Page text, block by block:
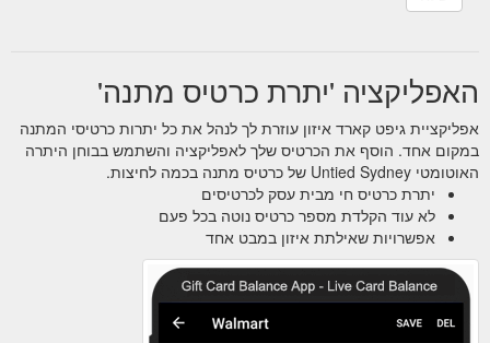
האפליקציה 'יתרת כרטיס מתנה'
אפליקציית גיפט קארד איזון עוזרת לך לנהל את כל יתרות כרטיסי המתנה
במקום אחד. הוסף את הכרטיס שלך לאפליקציה והשתמש בבוחן היתרה
האוטומטי Untied Sydney של כרטיס מתנה בכמה לחיצות.
יתרת כרטיס חי מבית עסק לכרטיסים
לא עוד הקלדת מספר כרטיס נוטה בכל פעם
אפשרויות שאילתת איזון במבט אחד